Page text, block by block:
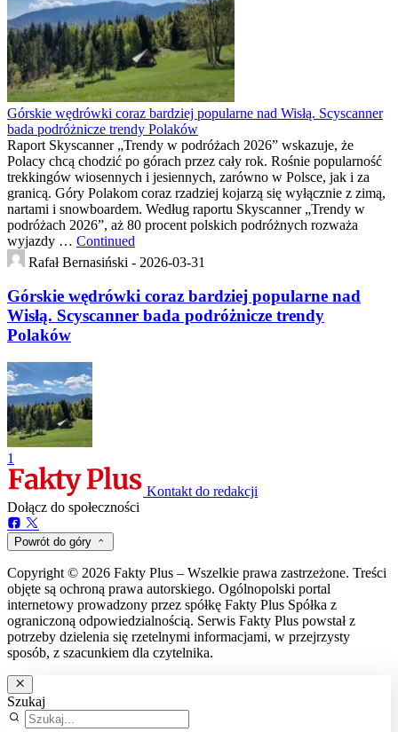
Górskie wędrówki coraz bardziej popularne nad Wisłą. Scyscanner
bada podróżnicze trendy Polaków
Raport Skyscanner „Trendy w podróżach 2026” wskazuje, że
Polacy chcą chodzić po górach przez cały rok. Rośnie popularność
trekkingów wiosennych i jesiennych, zarówno w Polsce, jak i za
granicą. Góry Polakom coraz rzadziej kojarzą się wyłącznie z zimą,
nartami i snowboardem. Według raportu Skyscanner „Trendy w
podróżach 2026”, aż 80 procent polskich podróżnych rozważa
wyjazdy … Continued
Rafał Bernasiński - 2026-03-31
Górskie wędrówki coraz bardziej popularne nad
Wisłą. Scyscanner bada podróżnicze trendy
Polaków
1
Kontakt do redakcji
Dołącz do społeczności
Powrót do góry
Copyright © 2026 Fakty Plus – Wszelkie prawa zastrzeżone. Treści
objęte są ochroną prawa autorskiego. Ogólnopolski portal
internetowy prowadzony przez spółkę Fakty Plus Spółka z
ograniczoną odpowiedzialnością. Serwis Fakty Plus powstał z
potrzeby dzielenia się rzetelnymi informacjami, w przejrzysty
sposób, z szacunkiem dla czytelnika.
Szukaj